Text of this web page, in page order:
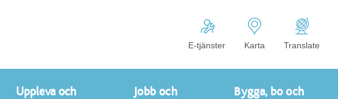
E-tjänster Karta Translate
Uppleva och
Jobb och
Bygga, bo och